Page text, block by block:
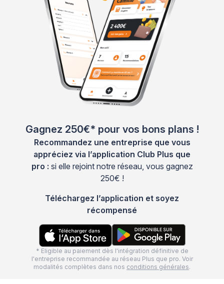
Gagnez 250€* pour vos bons plans !
Recommandez une entreprise que vous
appréciez via l’application Club Plus que
pro : si elle rejoint notre réseau, vous gagnez
250€ !
Téléchargez l’application et soyez
récompensé
* Eligible au paiement dès l'intégration définitive de
l'entreprise recommandée au réseau Plus que pro. Voir
modalités complètes dans nos conditions générales.